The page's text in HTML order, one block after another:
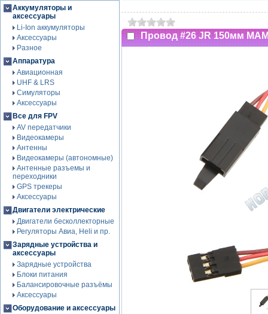
Аккумуляторы и
аксессуары
Li-Ion аккумуляторы
Аксессуары
Разное
Аппаратура
Авиационная
UHF & LRS
Симуляторы
Аксессуары
Все для FPV
AV передатчики
Видеокамеры
Антенны
Видеокамеры (автономные)
Антенные разъемы и
переходники
GPS трекеры
Аксессуары
Двигатели электрические
Двигатели бесколлекторные
Регуляторы Авиа, Heli и пр.
Зарядные устройства и
аксессуары
Зарядные устройства
Блоки питания
Балансировочные разъёмы
Аксессуары
Оборудование и аксессуары
Провод #26 JR 150мм